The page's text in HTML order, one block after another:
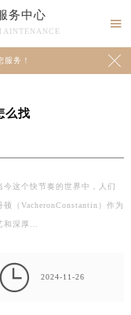
务中心

务！ 
么找
今这个快节奏的世界中，人们
（VacheronConstantin）作为
和深厚…
 2024-11-26